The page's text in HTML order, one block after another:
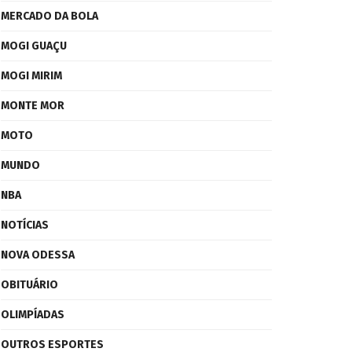
MERCADO DA BOLA
MOGI GUAÇU
MOGI MIRIM
MONTE MOR
MOTO
MUNDO
NBA
NOTÍCIAS
NOVA ODESSA
OBITUÁRIO
OLIMPÍADAS
OUTROS ESPORTES